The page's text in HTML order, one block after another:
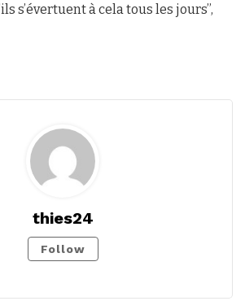
s’évertuent à cela tous les jours’’,
thies24
Follow